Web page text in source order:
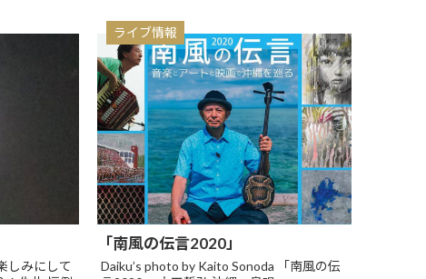
しみにして
ライブ情報
「南風の伝言2020」
Daiku’s photo by Kaito Sonoda 「南風の伝